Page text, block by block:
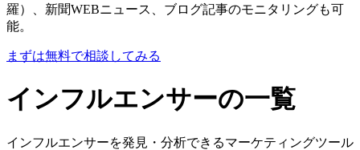
羅）、新聞WEBニュース、ブログ記事のモニタリングも可
能。
まずは無料で相談してみる
インフルエンサーの一覧
インフルエンサーを発見・分析できるマーケティングツール